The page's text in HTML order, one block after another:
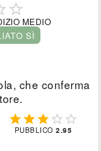

MEDIO
SÌ
che conferma
    
PUBBLICO2.95